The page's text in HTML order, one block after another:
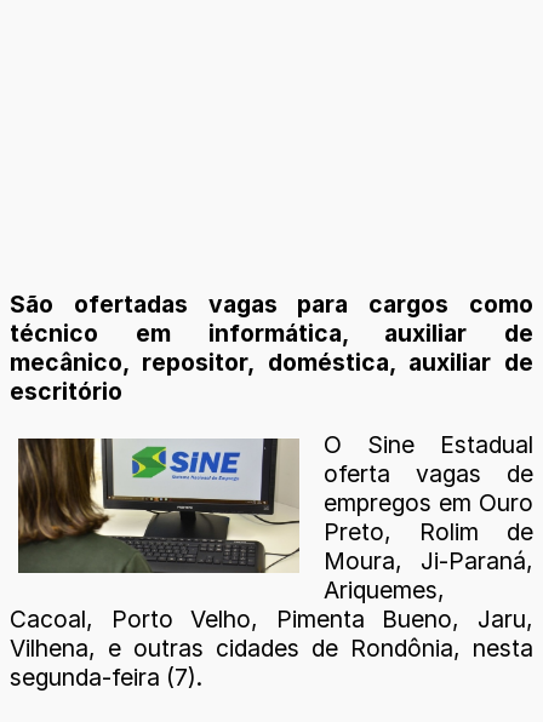
São ofertadas vagas para cargos como
técnico em informática, auxiliar de
mecânico, repositor, doméstica, auxiliar de
escritório
O Sine Estadual
oferta vagas de
empregos em Ouro
Preto, Rolim de
Moura, Ji-Paraná,
Ariquemes,
Cacoal, Porto Velho, Pimenta Bueno, Jaru,
Vilhena, e outras cidades de Rondônia, nesta
segunda-feira (7).